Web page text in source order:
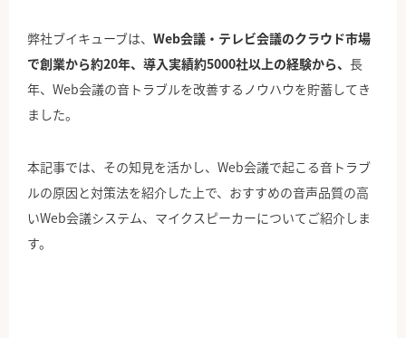
弊社ブイキューブは、 Web会議・テレビ会議のクラウド市場
で創業から約20年、導入実績約5000社以上の経験から、 長
年、Web会議の音トラブルを改善するノウハウを貯蓄してき
ました。
本記事では、その知見を活かし、Web会議で起こる音トラブ
ルの原因と対策法を紹介した上で、おすすめの音声品質の高
いWeb会議システム、マイクスピーカーについてご紹介しま
す。